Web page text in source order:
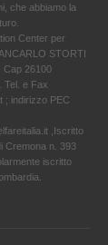
che abbiamo la
Center per
STORTI
Cap 26100
Tel. e Fax
; indirizzo PEC
,Iscritto
Cremona n. 393
iscritto